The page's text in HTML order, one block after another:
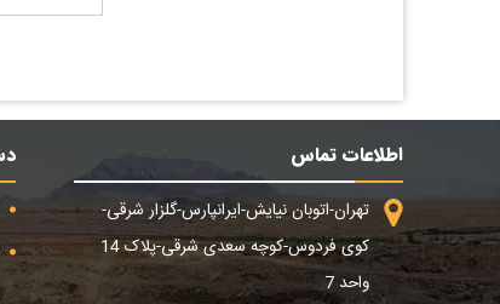
اطلاعات تماس
تهران-اتوبان نیایش-ایرانپارس-گلزار شرقی-
کوی فردوس-کوچه سعدی شرقی-پلاک 14
واحد 7